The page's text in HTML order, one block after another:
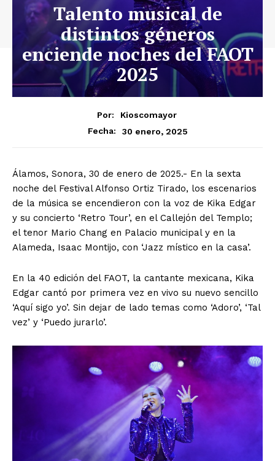
Talento musical de
distintos géneros
enciende noches del FAOT
2025
Por:
Kioscomayor
Fecha:
30 enero, 2025
Álamos, Sonora, 30 de enero de 2025.- En la sexta
noche del Festival Alfonso Ortiz Tirado, los escenarios
de la música se encendieron con la voz de Kika Edgar
y su concierto ‘Retro Tour’, en el Callejón del Templo;
el tenor Mario Chang en Palacio municipal y en la
Alameda, Isaac Montijo, con ‘Jazz místico en la casa’.
En la 40 edición del FAOT, la cantante mexicana, Kika
Edgar cantó por primera vez en vivo su nuevo sencillo
‘Aquí sigo yo’. Sin dejar de lado temas como ‘Adoro’, ‘Tal
vez’ y ‘Puedo jurarlo’.